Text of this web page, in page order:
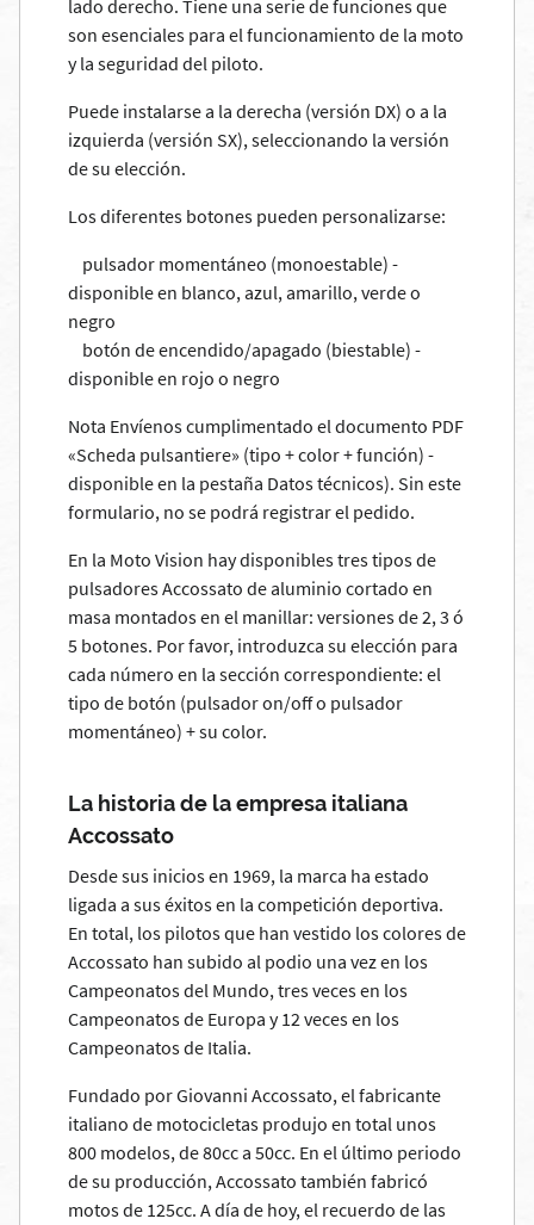
lado derecho. Tiene una serie de funciones que
son esenciales para el funcionamiento de la moto
y la seguridad del piloto.
Puede instalarse a la derecha (versión DX) o a la
izquierda (versión SX), seleccionando la versión
de su elección.
Los diferentes botones pueden personalizarse:
pulsador momentáneo (monoestable) -
disponible en blanco, azul, amarillo, verde o
negro
botón de encendido/apagado (biestable) -
disponible en rojo o negro
Nota Envíenos cumplimentado el documento PDF
«Scheda pulsantiere» (tipo + color + función) -
disponible en la pestaña Datos técnicos). Sin este
formulario, no se podrá registrar el pedido.
En la Moto Vision hay disponibles tres tipos de
pulsadores Accossato de aluminio cortado en
masa montados en el manillar: versiones de 2, 3 ó
5 botones. Por favor, introduzca su elección para
cada número en la sección correspondiente: el
tipo de botón (pulsador on/off o pulsador
momentáneo) + su color.
La historia de la empresa italiana
Accossato
Desde sus inicios en 1969, la marca ha estado
ligada a sus éxitos en la competición deportiva.
En total, los pilotos que han vestido los colores de
Accossato han subido al podio una vez en los
Campeonatos del Mundo, tres veces en los
Campeonatos de Europa y 12 veces en los
Campeonatos de Italia.
Fundado por Giovanni Accossato, el fabricante
italiano de motocicletas produjo en total unos
800 modelos, de 80cc a 50cc. En el último periodo
de su producción, Accossato también fabricó
motos de 125cc. A día de hoy, el recuerdo de las